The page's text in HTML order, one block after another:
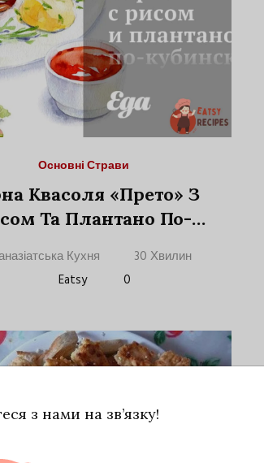
Основні Страви
Квасоля «Прето» З
Та Плантано По-
Кухня
30 Хвилин
Eatsy
0
з нами на зв’язку!